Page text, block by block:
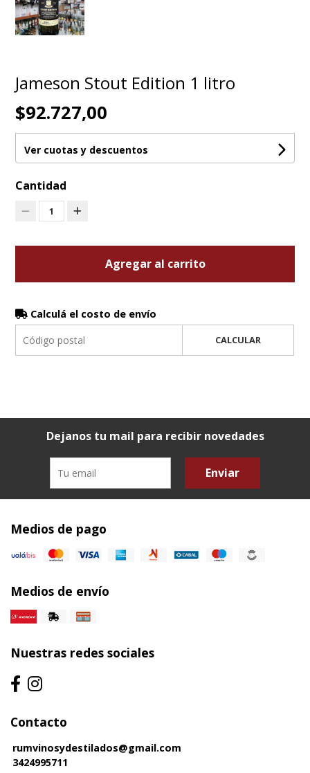
Jameson Stout Edition 1 litro
$92.727,00
Ver cuotas y descuentos
Cantidad
1
Agregar al carrito
Calculá el costo de envío
CALCULAR
Dejanos tu mail para recibir novedades
Enviar
Medios de pago
Medios de envío
Nuestras redes sociales
Contacto
rumvinosydestilados@gmail.com
3424995711